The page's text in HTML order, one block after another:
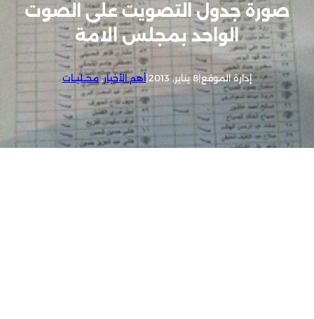
صورة جدول التصويت على الصوت
الواحد بمجلس الامة
إدارة الموقع|8 يناير, 2013 |أهم الأخبار, محــليــات